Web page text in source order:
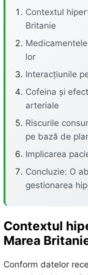
Contextul
Britanie
lor
Interacțiunile
Cofeina și
arteriale
Riscurile
pe bază de
Implicarea
Concluzie: O
gestionarea
Contextul
Marea
Conform datelor